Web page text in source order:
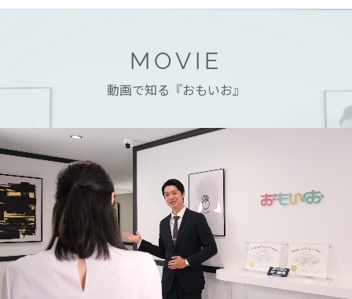
MOVIE
動画で知る『おもいお』